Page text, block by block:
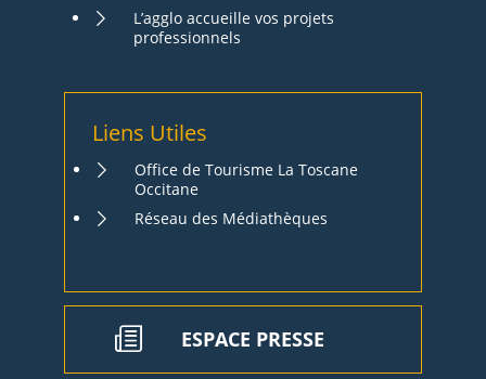
L’agglo accueille vos projets
professionnels
Liens Utiles
Office de Tourisme La Toscane
Occitane
Réseau des Médiathèques
ESPACE PRESSE